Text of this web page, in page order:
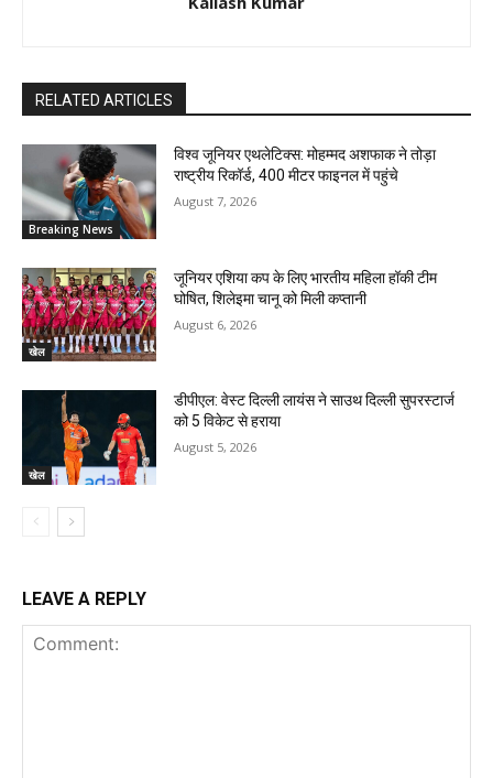
RELATED ARTICLES
Breaking News
विश्व जूनियर एथलेटिक्स: मोहम्मद अशफाक ने तोड़ा
राष्ट्रीय रिकॉर्ड, 400 मीटर फाइनल में पहुंचे
August 7, 2026
खेल
जूनियर एशिया कप के लिए भारतीय महिला हॉकी टीम
घोषित, शिलेइमा चानू को मिली कप्तानी
August 6, 2026
खेल
डीपीएल: वेस्ट दिल्ली लायंस ने साउथ दिल्ली सुपरस्टार्ज
को 5 विकेट से हराया
August 5, 2026
LEAVE A REPLY